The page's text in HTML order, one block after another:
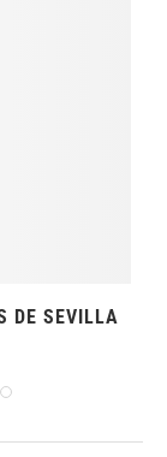
DE SEVILLA